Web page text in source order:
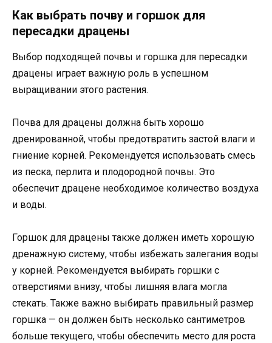
Как выбрать почву и горшок для
пересадки драцены
Выбор подходящей почвы и горшка для пересадки
драцены играет важную роль в успешном
выращивании этого растения.
Почва для драцены должна быть хорошо
дренированной, чтобы предотвратить застой влаги и
гниение корней. Рекомендуется использовать смесь
из песка, перлита и плодородной почвы. Это
обеспечит драцене необходимое количество воздуха
и воды.
Горшок для драцены также должен иметь хорошую
дренажную систему, чтобы избежать залегания воды
у корней. Рекомендуется выбирать горшки с
отверстиями внизу, чтобы лишняя влага могла
стекать. Также важно выбирать правильный размер
горшка — он должен быть несколько сантиметров
больше текущего, чтобы обеспечить место для роста